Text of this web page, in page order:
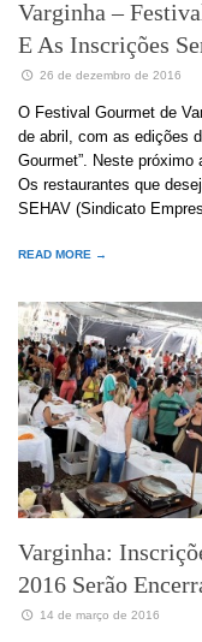
Varginha –
E As Inscrições
26 de dezembro de 2016
O Festival Gourmet de
de abril, com as edições
Gourmet”. Neste
Os restaurantes que
SEHAV (Sindicato
READ MORE →
Varginha:
2016 Serão
14 de março de 2016